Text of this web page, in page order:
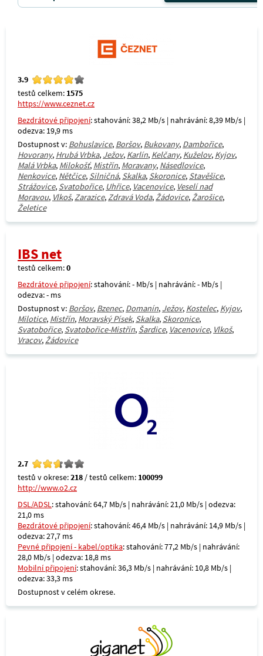
3.9
testů celkem: 1575
https://www.ceznet.cz
Bezdrátové připojení: stahování: 38,2 Mb/s | nahrávání: 8,39 Mb/s |
odezva: 19,9 ms
Dostupnost v: Bohuslavice, Boršov, Bukovany, Dambořice,
Hovorany, Hrubá Vrbka, Ježov, Karlín, Kelčany, Kuželov, Kyjov,
Malá Vrbka, Milokošť, Mistřín, Moravany, Násedlovice,
Nenkovice, Nětčice, Silničná, Skalka, Skoronice, Stavěšice,
Strážovice, Svatobořice, Uhřice, Vacenovice, Veselí nad
Moravou, Vlkoš,Zarazice,Zdravá Voda,Žádovice,Žarošice,
Želetice
IBS net
testů celkem:0
Bezdrátové připojení: stahování: - Mb/s | nahrávání: - Mb/s |
odezva: - ms
Dostupnost v: Boršov, Bzenec, Domanín, Ježov, Kostelec, Kyjov,
Milotice, Mistřín, Moravský Písek, Skalka, Skoronice,
Svatobořice, Svatobořice-Mistřín, Šardice, Vacenovice, Vlkoš,
Vracov,Žádovice
2.7
testů v okrese:218 / testů celkem: 100099
http://www.o2.cz
DSL/ADSL: stahování: 64,7 Mb/s | nahrávání: 21,0 Mb/s | odezva:
21,0 ms
Bezdrátové připojení: stahování: 46,4 Mb/s | nahrávání: 14,9 Mb/s |
odezva: 27,7 ms
Pevné připojení - kabel/optika: stahování: 77,2 Mb/s | nahrávání:
28,0 Mb/s | odezva: 18,8 ms
Mobilní připojení: stahování: 36,3 Mb/s | nahrávání: 10,8 Mb/s |
odezva: 33,3 ms
Dostupnost v celém okrese.